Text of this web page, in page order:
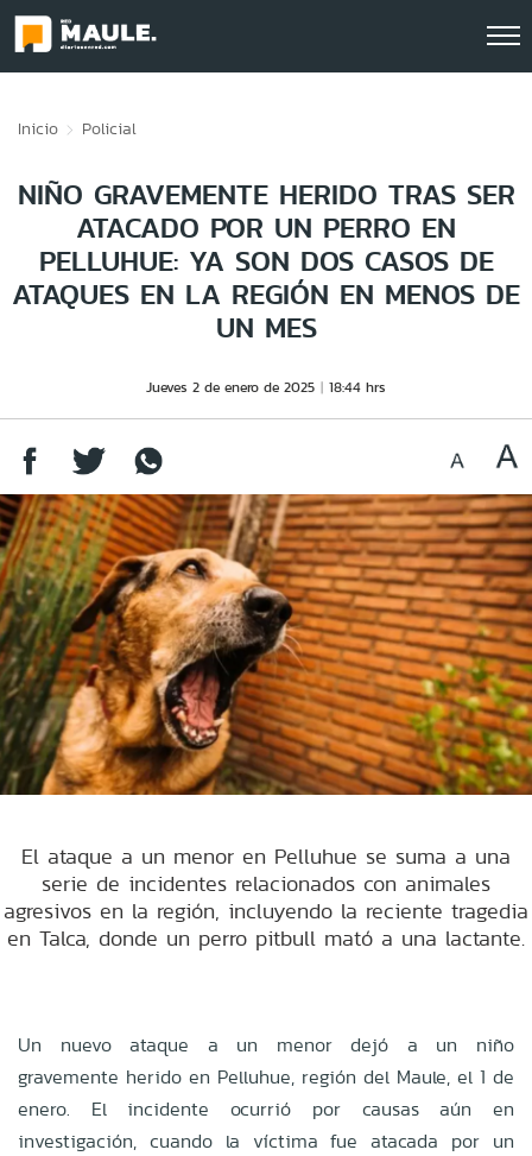
Inicio Policial
NIÑO GRAVEMENTE HERIDO TRAS SER
ATACADO POR UN PERRO EN
PELLUHUE: YA SON DOS CASOS DE
ATAQUES EN LA REGIÓN EN MENOS DE
UN MES
Jueves 2 de enero de 2025 18:44 hrs
El ataque a un menor en Pelluhue se suma a una
serie de incidentes relacionados con animales
agresivos en la región, incluyendo la reciente tragedia
en Talca, donde un perro pitbull mató a una lactante.
Un nuevo ataque a un menor dejó a un niño
gravemente herido en Pelluhue, región del Maule, el 1 de
enero. El incidente ocurrió por causas aún en
investigación, cuando la víctima fue atacada por un